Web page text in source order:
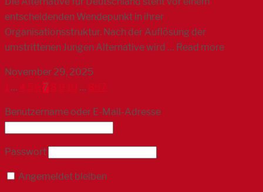
entscheidenden Wendepunkt in ihrer
Organisationsstruktur. Nach der Auflösung der
umstrittenen Jungen Alternative wird … Read more
November 29, 2025
1 … 4 5 6 7 8 9 10 … 867
Benutzername oder E-Mail-Adresse
Passwort
Angemeldet bleiben